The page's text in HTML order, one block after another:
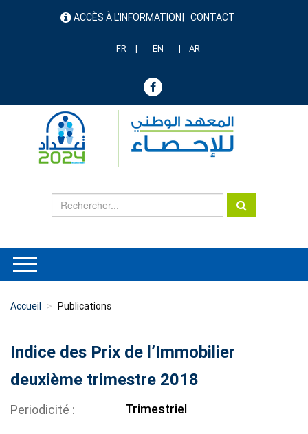
menu ACCÈS À L'INFORMATION CONTACT
FR EN AR
Accueil Publications
Indice des Prix de l’Immobilier
deuxième trimestre 2018
Periodicité Trimestriel